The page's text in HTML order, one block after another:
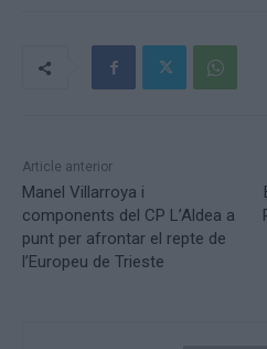
Article anterior
Manel Villarroya i
components del CP L’Aldea a
punt per afrontar el repte de
l’Europeu de Trieste